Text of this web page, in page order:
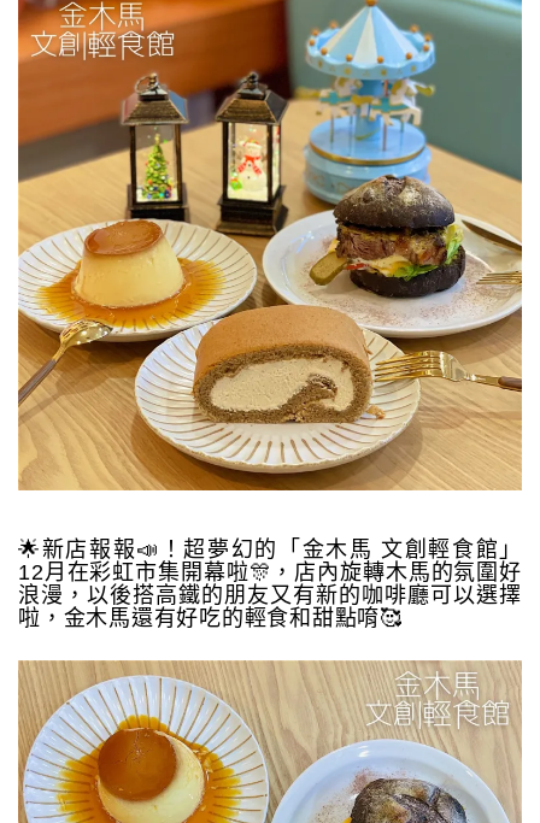
🌟新店報報📣！超夢幻的「金木馬 文創輕食館」
12月在彩虹市集開幕啦🎊，店內旋轉木馬的氛圍好
浪漫，以後搭高鐵的朋友又有新的咖啡廳可以選擇
啦，金木馬還有好吃的輕食和甜點唷🥰